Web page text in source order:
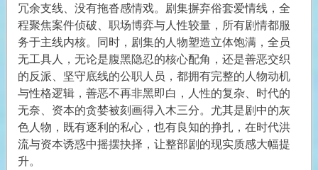
冗余支线、没有拖沓感情戏。剧集摒弃俗套爱情线，全
程聚焦案件侦破、职场博弈与人性较量，所有剧情都服
务于主线内核。同时，剧集的人物塑造立体饱满，全员
无工具人，无论是腹黑隐忍的核心配角，还是善恶交织
的反派、坚守底线的公职人员，都拥有完整的人物动机
与性格逻辑，善恶不再非黑即白，人性的复杂、时代的
无奈、资本的贪婪被刻画得入木三分。尤其是剧中的灰
色人物，既有逐利的私心，也有良知的挣扎，在时代洪
流与资本诱惑中摇摆抉择，让整部剧的现实质感大幅提
升。